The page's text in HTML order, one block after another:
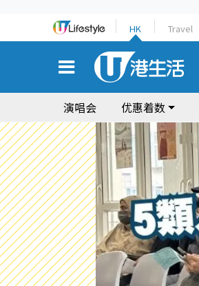
HK Travel
演唱会 优惠着数